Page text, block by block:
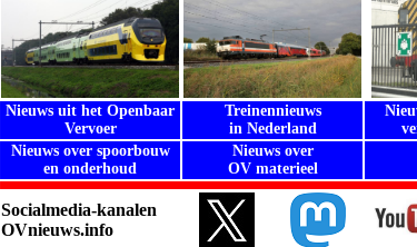
Nieuws uit het Openbaar
Vervoer
Treinennieuws
in Nederland
Nieuws over spoorbouw
en onderhoud
Nieuws over
OV materieel
Socialmedia-kanalen
OVnieuws.info